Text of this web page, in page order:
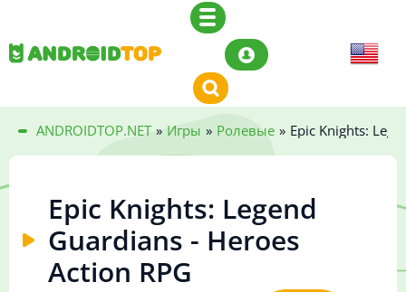
ANDROIDTOP.NET » Игры » Ролевые » Epic Knights:
Epic Knights: Legend
Guardians - Heroes
Action RPG